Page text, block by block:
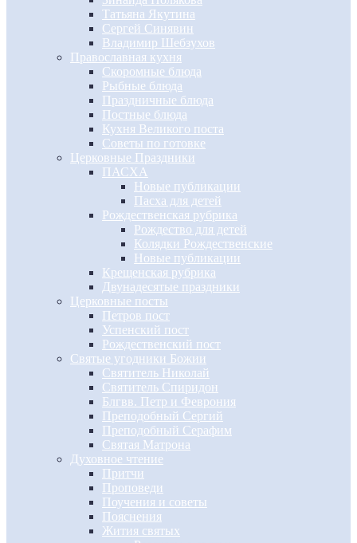
Татьяна Якутина
Сергей Синявин
Владимир Шебзухов
Православная кухня
Скоромные блюда
Рыбные блюда
Праздничные блюда
Постные блюда
Кухня Великого поста
Советы по готовке
Церковные Праздники
ПАСХА
Новые публикации
Пасха для детей
Рождественская рубрика
Рождество для детей
Колядки Рождественские
Новые публикации
Крещенская рубрика
Двунадесятые праздники
Церковные посты
Петров пост
Успенский пост
Рождественский пост
Святые угодники Божии
Святитель Николай
Святитель Спиридон
Блгвв. Петр и Феврония
Преподобный Сергий
Преподобный Серафим
Святая Матрона
Духовное чтение
Притчи
Проповеди
Поучения и советы
Пояснения
Жития святых